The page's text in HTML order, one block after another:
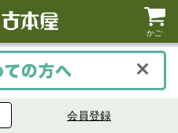
かご
会員登録